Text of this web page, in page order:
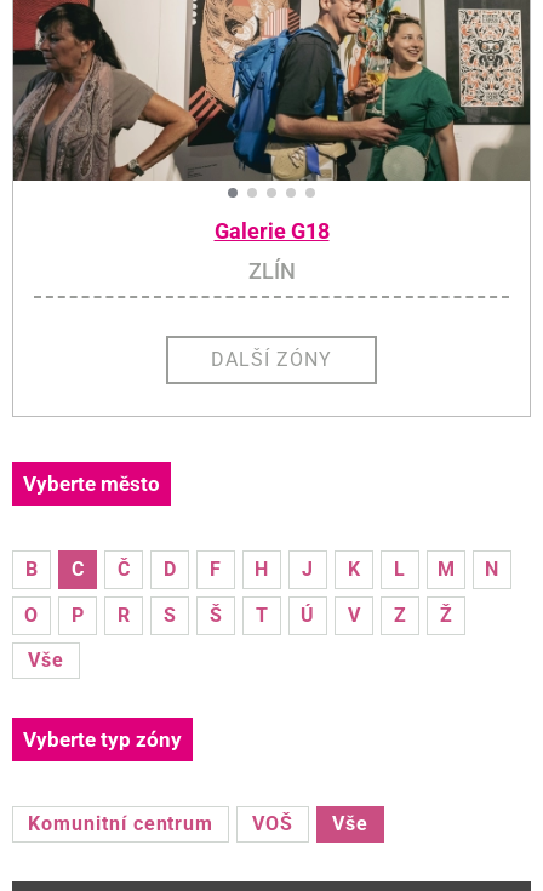
Galerie G18
ZLÍN
DALŠÍ ZÓNY
Vyberte město
B C Č D F H J K L M
N
O
P R S Š T Ú V Z
Ž
Vše
Vyberte typ zóny
Komunitní centrum VOŠ Vše